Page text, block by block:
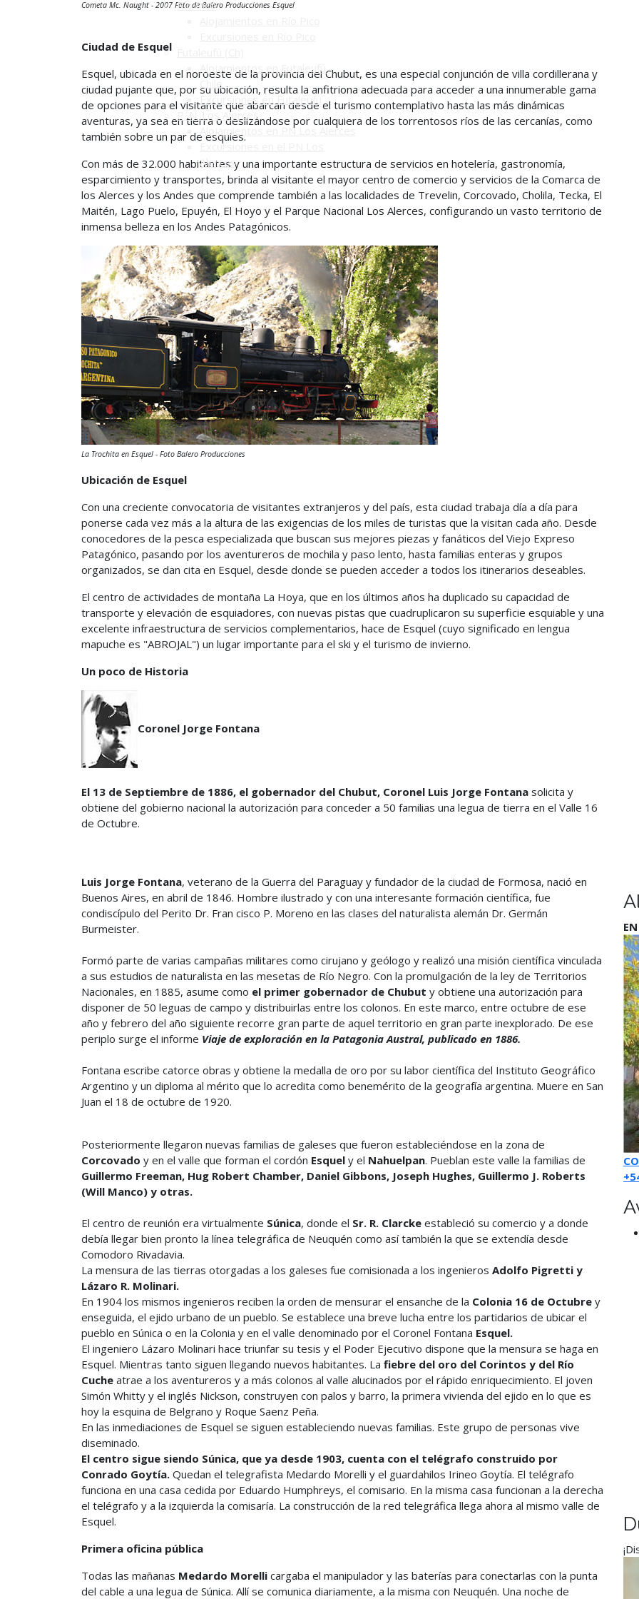
Río Pico
Alojamientos en Futaleufú -
Chile
Excursiones en Futaleufú
P. N. Los Alerces
Alojamientos en PN Los Alerces
Excursiones en el PN Los
Alerces
Cometa Mc. Naught - 2007 Foto de Balero Producciones Esquel
Ciudad de Esquel
Esquel, ubicada en el noroeste de la provincia del Chubut, es una especial conjunción de villa cordillerana y
ciudad pujante que, por su ubicación, resulta la anfitriona adecuada para acceder a una innumerable gama
de opciones para el visitante que abarcan desde el turismo contemplativo hasta las más dinámicas
aventuras, ya sea en tierra o deslizándose por cualquiera de los torrentosos ríos de las cercanías, como
también sobre un par de esquíes.
Con más de 32.000 habitantes y una importante estructura de servicios en hotelería, gastronomía,
esparcimiento y transportes, brinda al visitante el mayor centro de comercio y servicios de la Comarca de
los Alerces y los Andes que comprende también a las localidades de Trevelin, Corcovado, Cholila, Tecka, El
Maitén, Lago Puelo, Epuyén, El Hoyo y el Parque Nacional Los Alerces, configurando un vasto territorio de
inmensa belleza en los Andes Patagónicos.
La Trochita en Esquel - Foto Balero Producciones
Ubicación de Esquel
Con una creciente convocatoria de visitantes extranjeros y del país, esta ciudad trabaja día a día para
ponerse cada vez más a la altura de las exigencias de los miles de turistas que la visitan cada año. Desde
conocedores de la pesca especializada que buscan sus mejores piezas y fanáticos del Viejo Expreso
Patagónico, pasando por los aventureros de mochila y paso lento, hasta familias enteras y grupos
organizados, se dan cita en Esquel, desde donde se pueden acceder a todos los itinerarios deseables.
El centro de actividades de montaña La Hoya, que en los últimos años ha duplicado su capacidad de
transporte y elevación de esquiadores, con nuevas pistas que cuadruplicaron su superficie esquiable y una
excelente infraestructura de servicios complementarios, hace de Esquel (cuyo significado en lengua
mapuche es "ABROJAL") un lugar importante para el ski y el turismo de invierno.
Un poco de Historia
Coronel Jorge Fontana
El 13 de Septiembre de 1886, el gobernador del Chubut, Coronel Luis Jorge Fontana solicita y
obtiene del gobierno nacional la autorización para conceder a 50 familias una legua de tierra en el Valle 16
de Octubre.
Luis Jorge Fontana, veterano de la Guerra del Paraguay y fundador de la ciudad de Formosa, nació en
Buenos Aires, en abril de 1846. Hombre ilustrado y con una interesante formación científica, fue
condiscípulo del Perito Dr. Fran cisco P. Moreno en las clases del naturalista alemán Dr. Germán
Burmeister.
Formó parte de varias campañas militares como cirujano y geólogo y realizó una misión científica vinculada
a sus estudios de naturalista en las mesetas de Río Negro. Con la promulgación de la ley de Territorios
Nacionales, en 1885, asume como el primer gobernador de Chubut y obtiene una autorización para
disponer de 50 leguas de campo y distribuirlas entre los colonos. En este marco, entre octubre de ese
año y febrero del año siguiente recorre gran parte de aquel territorio en gran parte inexplorado. De ese
periplo surge el informe Viaje de exploración en la Patagonia Austral, publicado en 1886.
Fontana escribe catorce obras y obtiene la medalla de oro por su labor científica del Instituto Geográfico
Argentino y un diploma al mérito que lo acredita como benemérito de la geografía argentina. Muere en San
Juan el 18 de octubre de 1920.
Posteriormente llegaron nuevas familias de galeses que fueron estableciéndose en la zona de
Corcovado y en el valle que forman el cordón Esquel y el Nahuelpan. Pueblan este valle la familias de
Guillermo Freeman, Hug Robert Chamber, Daniel Gibbons, Joseph Hughes, Guillermo J. Roberts
(Will Manco) y otras.
El centro de reunión era virtualmente Súnica, donde el Sr. R. Clarcke estableció su comercio y a donde
debía llegar bien pronto la línea telegráfica de Neuquén como así también la que se extendía desde
Comodoro Rivadavia.
La mensura de las tierras otorgadas a los galeses fue comisionada a los ingenieros Adolfo Pigretti y
Lázaro R. Molinari.
En 1904 los mismos ingenieros reciben la orden de mensurar el ensanche de la Colonia 16 de Octubre y
enseguida, el ejido urbano de un pueblo. Se establece una breve lucha entre los partidarios de ubicar el
pueblo en Súnica o en la Colonia y en el valle denominado por el Coronel Fontana Esquel.
El ingeniero Lázaro Molinari hace triunfar su tesis y el Poder Ejecutivo dispone que la mensura se haga en
Esquel. Mientras tanto siguen llegando nuevos habitantes. La fiebre del oro del Corintos y del Río
Cuche atrae a los aventureros y a más colonos al valle alucinados por el rápido enriquecimiento. El joven
Simón Whitty y el inglés Nickson, construyen con palos y barro, la primera vivienda del ejido en lo que es
hoy la esquina de Belgrano y Roque Saenz Peña.
En las inmediaciones de Esquel se siguen estableciendo nuevas familias. Este grupo de personas vive
diseminado.
El centro sigue siendo Súnica, que ya desde 1903, cuenta con el telégrafo construido por
Conrado Goytía. Quedan el telegrafista Medardo Morelli y el guardahilos Irineo Goytía. El telégrafo
funciona en una casa cedida por Eduardo Humphreys, el comisario. En la misma casa funcionan a la derecha
el telégrafo y a la izquierda la comisaría. La construcción de la red telegráfica llega ahora al mismo valle de
Esquel.
Primera oficina pública
Todas las mañanas Medardo Morelli cargaba el manipulador y las baterías para conectarlas con la punta
del cable a una legua de Súnica. Allí se comunica diariamente, a la misma con Neuquén. Una noche de